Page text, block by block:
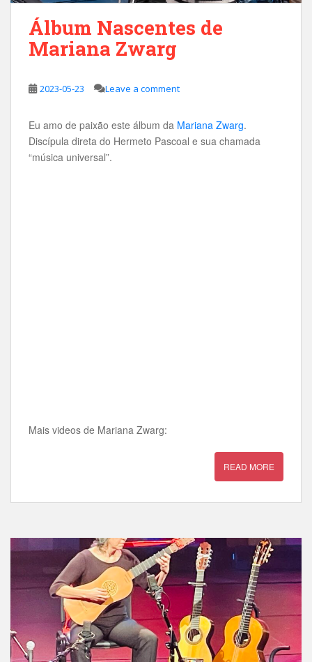
Álbum Nascentes de
Mariana Zwarg
2023-05-23 Leave a comment
Eu amo de paixão este álbum da Mariana Zwarg.
Discípula direta do Hermeto Pascoal e sua chamada
“música universal”.
Mais videos de Mariana Zwarg:
READ MORE